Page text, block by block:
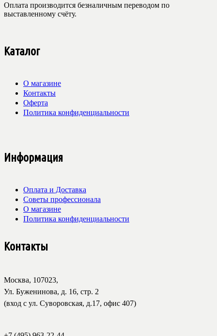
Оплата производится безналичным переводом по
выставленному счёту.
Каталог
О магазине
Контакты
Оферта
Политика конфиденциальности
Информация
Оплата и Доставка
Советы профессионала
О магазине
Политика конфиденциальности
Контакты
Москва, 107023,
Ул. Буженинова, д. 16, стр. 2
(вход с ул. Суворовская, д.17, офис 407)